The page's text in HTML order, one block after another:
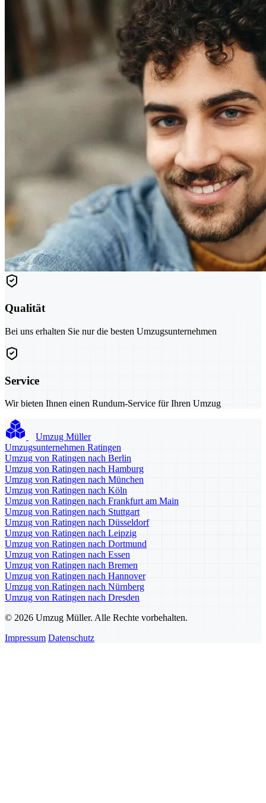
Qualität
Bei uns erhalten Sie nur die besten Umzugsunternehmen
Service
Wir bieten Ihnen einen Rundum-Service für Ihren Umzug
Umzug Müller
Umzugsunternehmen Ratingen
Umzug von Ratingen nach Berlin
Umzug von Ratingen nach Hamburg
Umzug von Ratingen nach München
Umzug von Ratingen nach Köln
Umzug von Ratingen nach Frankfurt am Main
Umzug von Ratingen nach Stuttgart
Umzug von Ratingen nach Düsseldorf
Umzug von Ratingen nach Leipzig
Umzug von Ratingen nach Dortmund
Umzug von Ratingen nach Essen
Umzug von Ratingen nach Bremen
Umzug von Ratingen nach Hannover
Umzug von Ratingen nach Nürnberg
Umzug von Ratingen nach Dresden
© 2026 Umzug Müller. Alle Rechte vorbehalten.
Impressum Datenschutz